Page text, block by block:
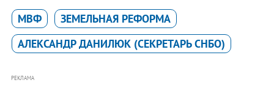
МВФ
ЗЕМЕЛЬНАЯ РЕФОРМА
АЛЕКСАНДР ДАНИЛЮК (СЕКРЕТАРЬ СНБО)
РЕКЛАМА